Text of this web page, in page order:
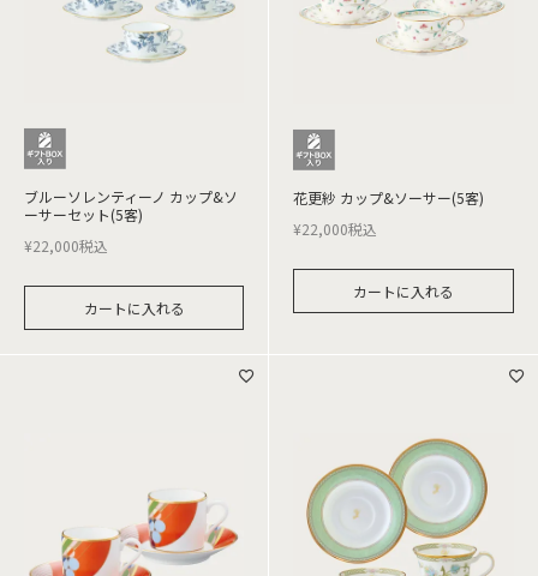
ブルーソレンティーノ カップ&ソ
ーサーセット(5客)
¥22,000税込
カートに入れる
花更紗 カップ&ソーサー(5客)
¥22,000税込
カートに入れる